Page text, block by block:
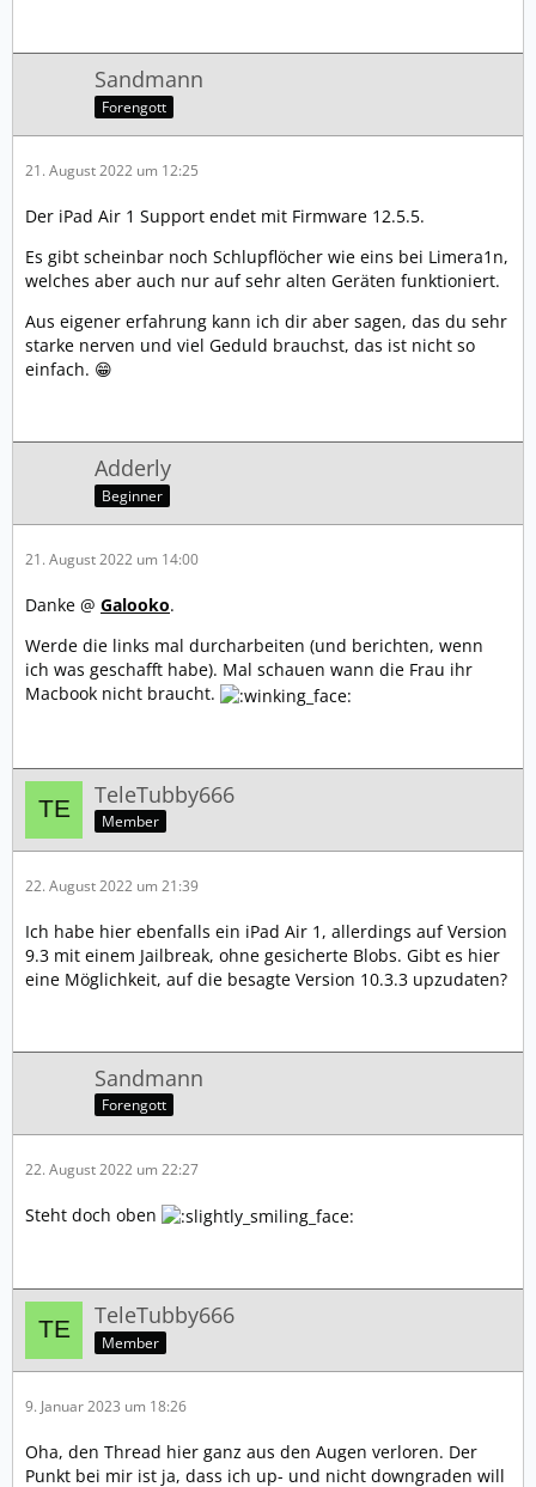
Sandmann
Forengott
21. August 2022 um 12:25
Der iPad Air 1 Support endet mit Firmware 12.5.5.
Es gibt scheinbar noch Schlupflöcher wie eins bei Limera1n,
welches aber auch nur auf sehr alten Geräten funktioniert.
Aus eigener erfahrung kann ich dir aber sagen, das du sehr
starke nerven und viel Geduld brauchst, das ist nicht so
einfach. 😁
Adderly
Beginner
21. August 2022 um 14:00
Danke @ Galooko.
Werde die links mal durcharbeiten (und berichten, wenn
ich was geschafft habe). Mal schauen wann die Frau ihr
Macbook nicht braucht.
TeleTubby666
Member
22. August 2022 um 21:39
Ich habe hier ebenfalls ein iPad Air 1, allerdings auf Version
9.3 mit einem Jailbreak, ohne gesicherte Blobs. Gibt es hier
eine Möglichkeit, auf die besagte Version 10.3.3 upzudaten?
Sandmann
Forengott
22. August 2022 um 22:27
Steht doch oben
TeleTubby666
Member
9. Januar 2023 um 18:26
Oha, den Thread hier ganz aus den Augen verloren. Der
Punkt bei mir ist ja, dass ich up- und nicht downgraden will